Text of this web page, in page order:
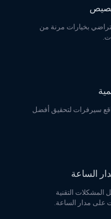
بخيارات مرنة من
سيرفرات لتحقيق أفضل
الساعة
التقنية
على مدار الساعة.